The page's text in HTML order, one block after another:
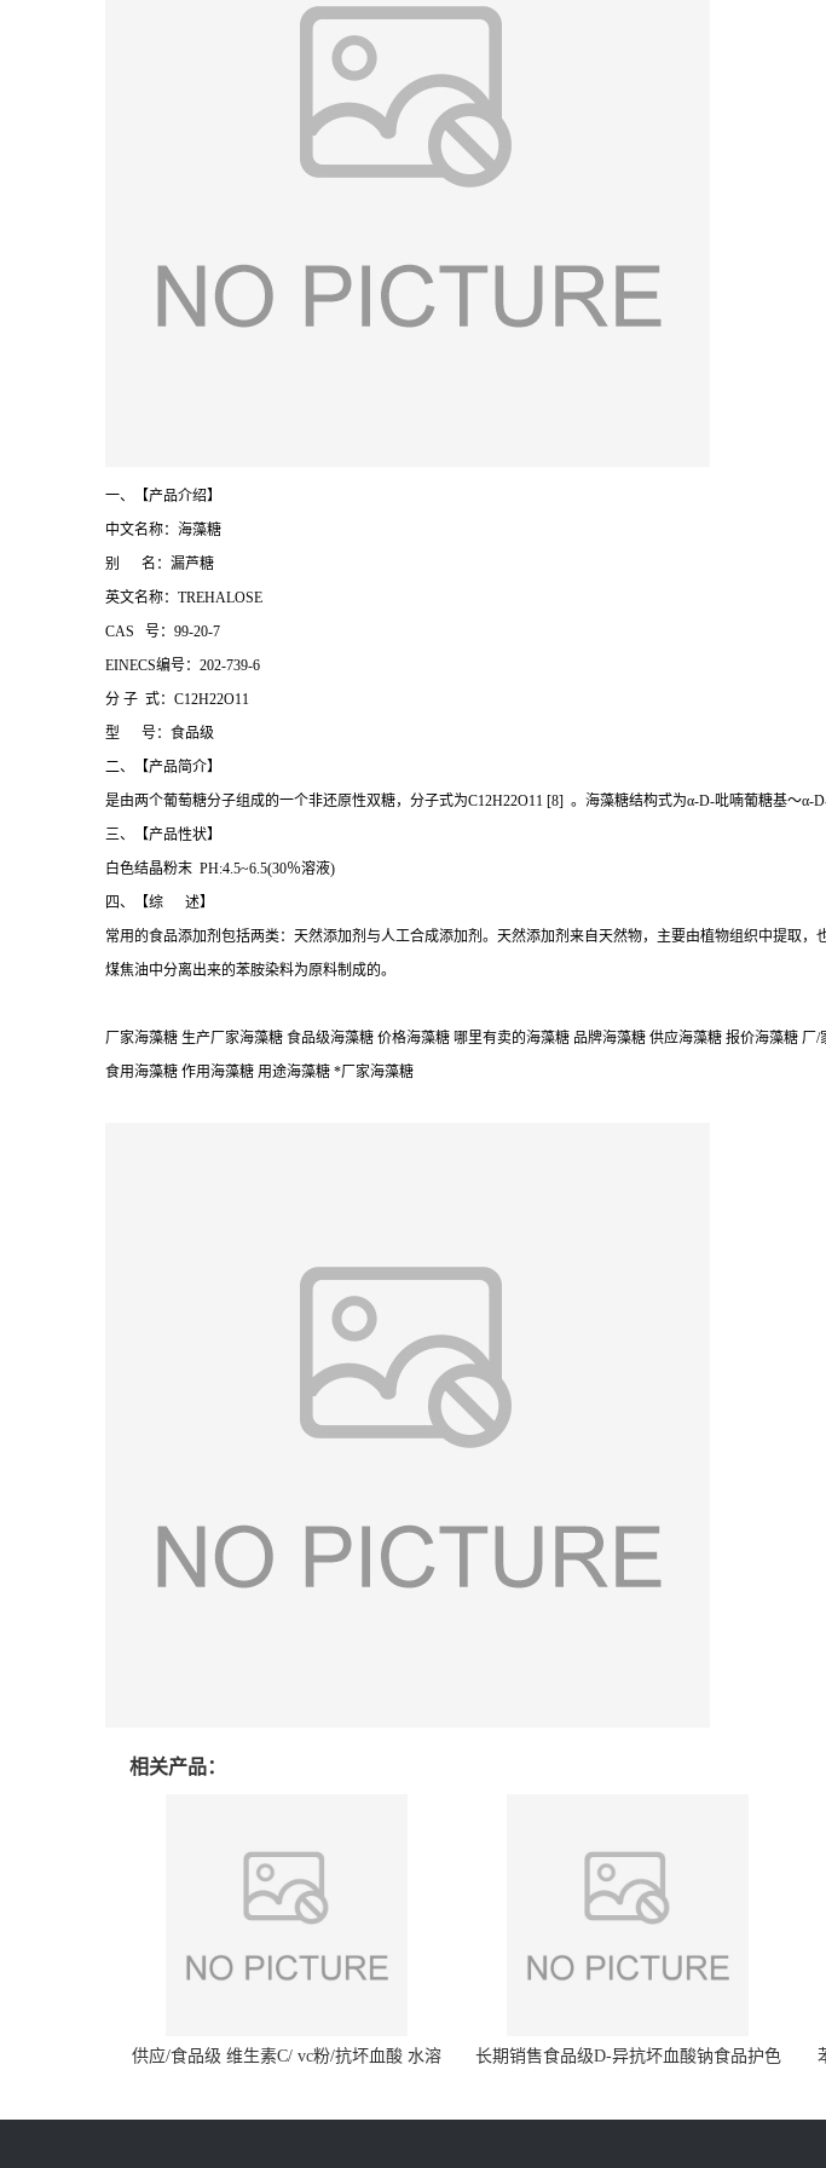
一、【产品介绍】
中文名称：海藻糖
别 名：漏芦糖
英文名称：TREHALOSE
CAS 号：99-20-7
EINECS编号：202-739-6
分 子 式：C12H22O11
型 号：食品级
二、【产品简介】
是由两个葡萄糖分子组成的一个非还原性双糖，分子式为C12H22O11 [8] 。海藻糖结构式为α-D-吡喃葡糖基～α-
三、【产品性状】
白色结晶粉末 PH:4.5~6.5(30％溶液)
四、【综 述】
常用的食品添加剂包括两类：天然添加剂与人工合成添加剂。天然添加剂来自天然物，主要由植物组织中提取
煤焦油中分离出来的苯胺染料为原料制成的。
厂家海藻糖 生产厂家海藻糖 食品级海藻糖 价格海藻糖 哪里有卖的海藻糖 品牌海藻糖 供应海藻糖 报价海藻糖
食用海藻糖 作用海藻糖 用途海藻糖 *厂家海藻糖
相关产品：
供应/食品级 维生素C/ vc粉/抗坏血酸 水溶
长期销售食品级D-异抗坏血酸钠食品护色